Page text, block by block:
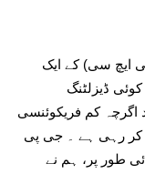
ایچ سی) کے ایک
7 سالوں میں کوئی ڈیزلٹنگ
کم فریکوئنسی
کر رہی ہے ۔ جی پی
طور پر، ہم نے